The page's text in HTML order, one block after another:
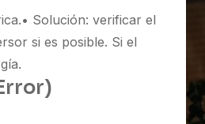
• Solución: verificar el
si es posible. Si el